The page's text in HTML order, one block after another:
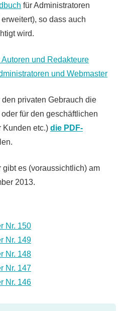
für Administratoren
so dass auch
wird.
privaten Gebrauch die
für den geschäftlichen
Kunden etc.) die PDF-
es (voraussichtlich) am
2013.
Nr. 150
Nr. 149
Nr. 148
Nr. 147
Nr. 146